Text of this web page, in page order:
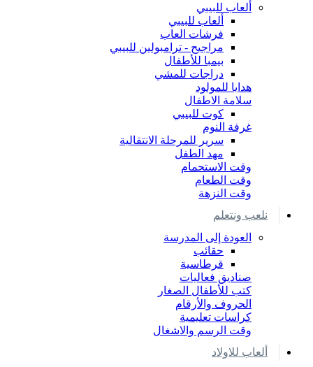
ألعاب للبيبي
ألعاب للبيبي
فرشات العاب
مراجيح - ترامبولين للبيبي
بيمبا للأطفال
دراجات للمشي
هدايا للمولود
سلامة الاطفال
كوت للبيبي
غرفة النوم
سرير للمرحلة الانتقالية
مهد الطفل
وقت الاستحمام
وقت الطعام
وقت النزهة
نلعب ونتعلم
العودة إلى المدرسة
حقائب
قرطاسية
صناديق فعاليات
كتب للأطفال الصغار
الحروف والأرقام
كراسات تعليمية
وقت الرسم والاشغال
ألعاب للاولاد